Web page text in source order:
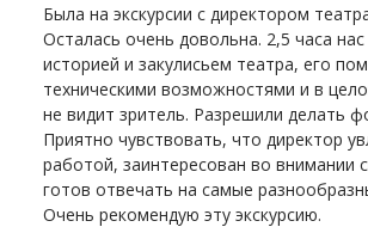
Была на экскурсии с директором
Осталась очень довольна. 2,5 часа
историей и закулисьем театра, его
техническими возможностями и в
не видит зритель. Разрешили делать
Приятно чувствовать, что директор
работой, заинтересован во внимании
готов отвечать на самые
Очень рекомендую эту экскурсию.